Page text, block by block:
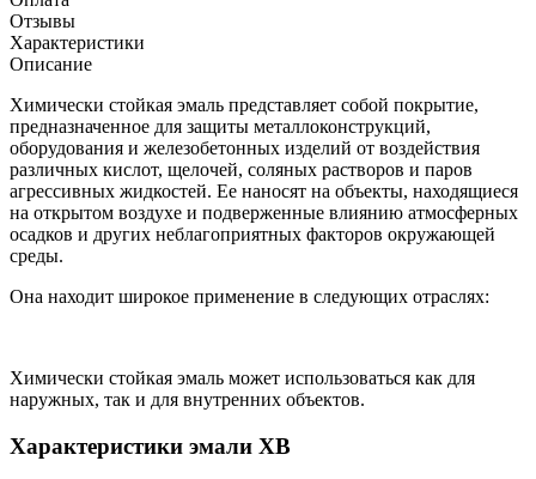
Отзывы
Характеристики
Описание
Химически стойкая эмаль представляет собой покрытие,
предназначенное для защиты металлоконструкций,
оборудования и железобетонных изделий от воздействия
различных кислот, щелочей, соляных растворов и паров
агрессивных жидкостей. Ее наносят на объекты, находящиеся
на открытом воздухе и подверженные влиянию атмосферных
осадков и других неблагоприятных факторов окружающей
среды.
Она находит широкое применение в следующих отраслях:
Химически стойкая эмаль может использоваться как для
наружных, так и для внутренних объектов.
Характеристики эмали ХВ